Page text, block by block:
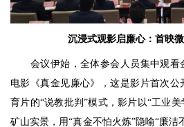
沉浸式观影启廉心：首映
会议伊始，全体参会人员集中观
电影《真金见廉心》，这是影片首次
育片的“说教批判”模式，影片以“工业
矿山实景，用“真金不怕火炼”隐喻“廉洁